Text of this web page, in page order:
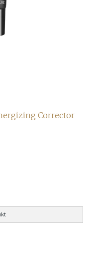
Corrector